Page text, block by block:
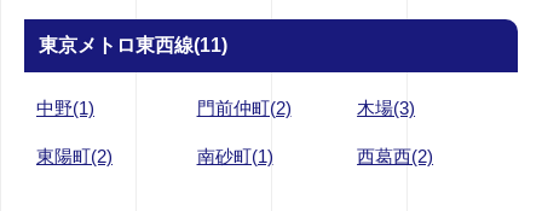
東京メトロ東西線(11)
中野(1) 門前仲町(2) 木場(3)
東陽町(2) 南砂町(1) 西葛西(2)